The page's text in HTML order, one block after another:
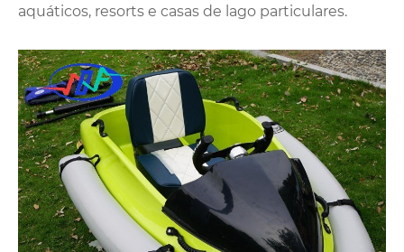
aquáticos, resorts e casas de lago particulares.